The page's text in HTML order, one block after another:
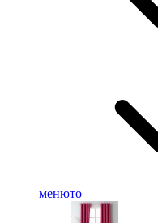
менюто